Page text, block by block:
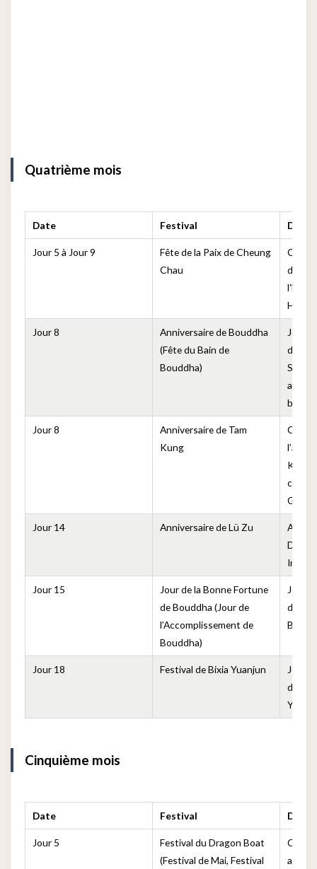
Quatrième mois
Date Festival
Jour 5 à Jour 9
Fête de la Paix de Cheung
Chau
de la
l’île
Hong
Jour 8
Anniversaire de Bouddha
(Fête du Bain de
Bouddha)
Jour
de la
avec
bain
Jour 8
Anniversaire de Tam
Kung
Kung,
Jour 14 Anniversaire de Lü Zu
Jour 15
Jour de la Bonne Fortune
de Bouddha (Jour de
l’Accomplissement de
Bouddha)
Jour
de
Jour 18 Festival de Bixia Yuanjun
Jour
de la
Cinquième mois
Date Festival
Jour 5
Festival du Dragon Boat
(Festival de Mai, Festival
avec